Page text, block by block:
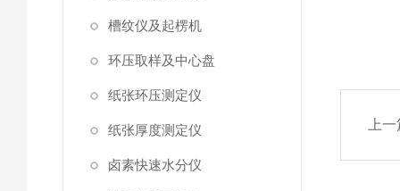
槽纹仪及起楞机
环压取样及中心盘
纸张环压测定仪
纸张厚度测定仪
卤素快速水分仪
上